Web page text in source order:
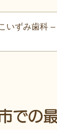
いずみ歯科
での